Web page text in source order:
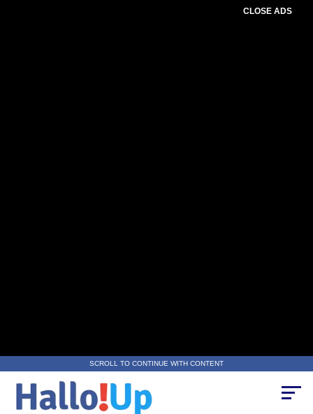
CLOSE ADS
SCROLL TO CONTINUE WITH CONTENT